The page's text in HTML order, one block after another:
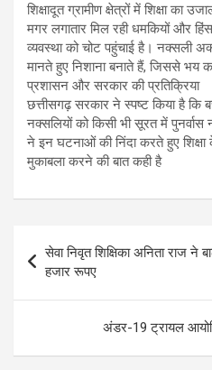
शिक्षादूत ग्रामीण क्षेत्रों में शिक्षा का
मगर लगातार मिल रही धमकियों और
व्यवस्था को चोट पहुंचाई है। नक्सली
मानते हुए निशाना बनाते हैं, जिससे भय
प्रशासन और सरकार की प्रतिक्रिया
छत्तीसगढ़ सरकार ने स्पष्ट किया है कि
नक्सलियों को किसी भी सूरत में पुनर्वास
ने इन घटनाओं की निंदा करते हुए
मुकाबला करने की बात कही है
Post
navigation
सेवा निवृत शिक्षिका अनिता राज ने
हजार रूपए
अंडर-19 ट्रायल